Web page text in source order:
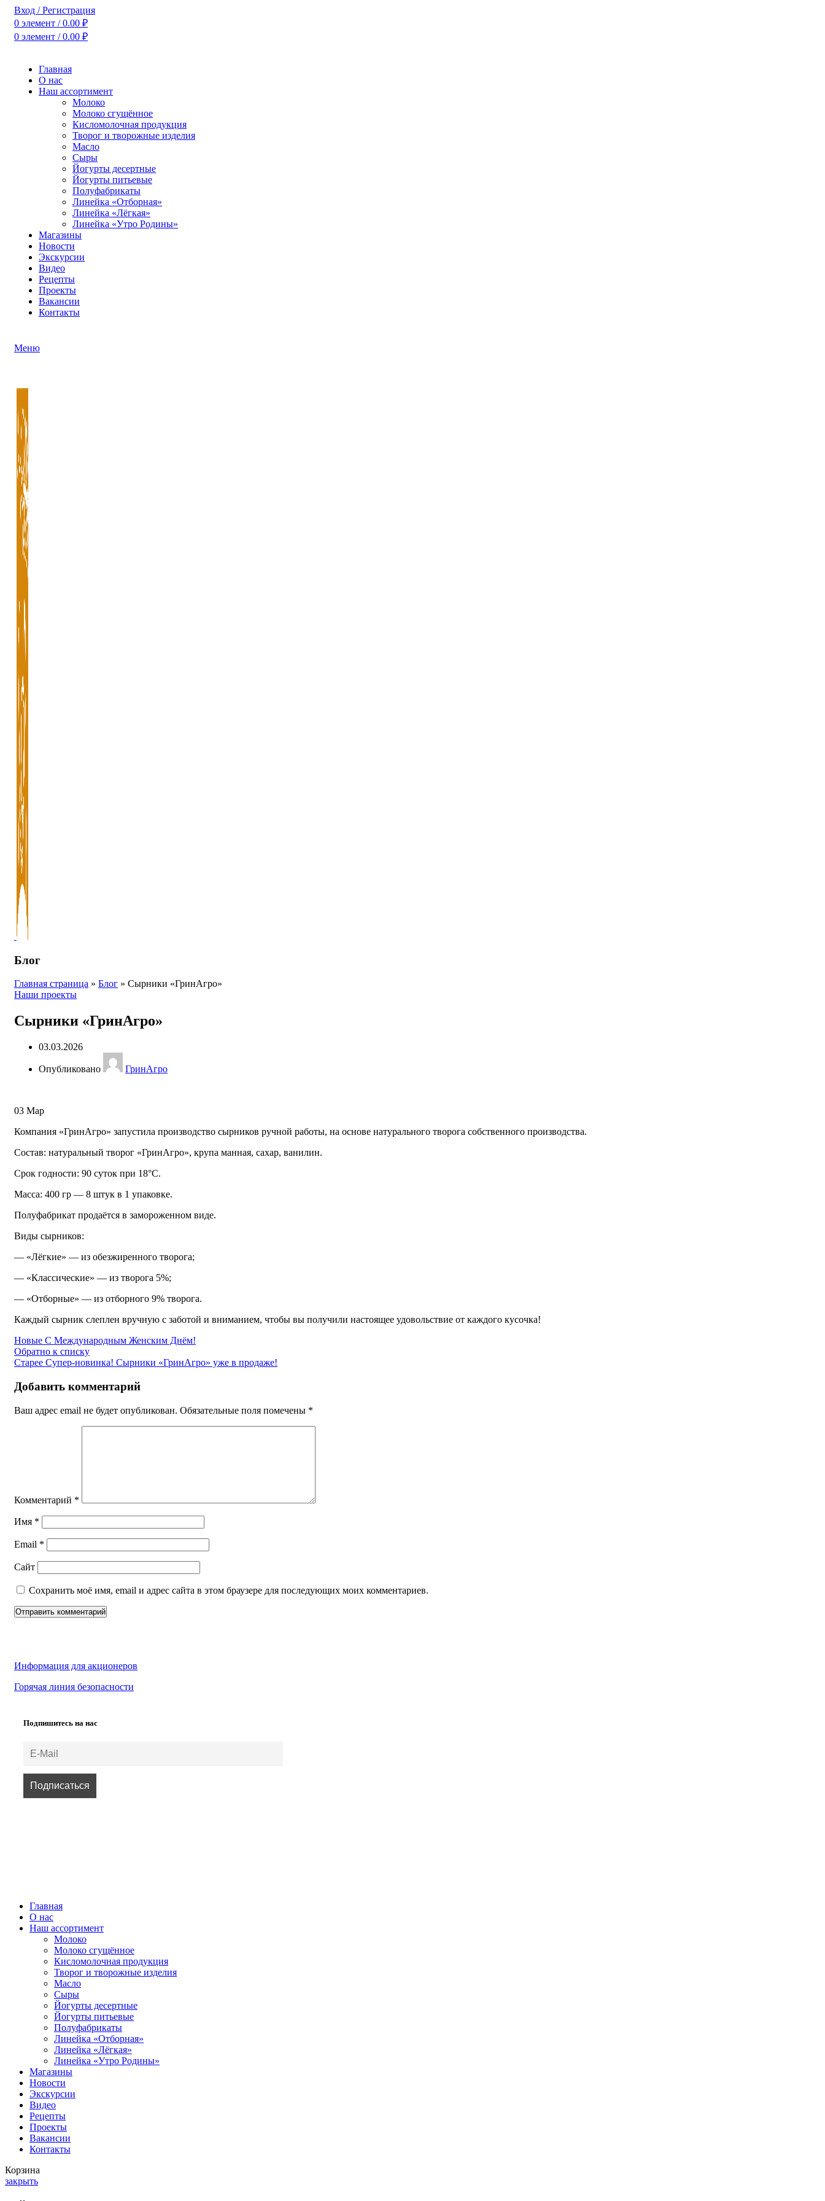
Вход / Регистрация
0 элемент / 0.00 ₽
0 элемент / 0.00 ₽
Главная
О нас
Наш ассортимент
Молоко
Молоко сгущённое
Кисломолочная продукция
Творог и творожные изделия
Масло
Сыры
Йогурты десертные
Йогурты питьевые
Полуфабрикаты
Линейка «Отборная»
Линейка «Лёгкая»
Линейка «Утро Родины»
Магазины
Новости
Экскурсии
Видео
Рецепты
Проекты
Вакансии
Контакты
Меню
Блог
Главная страница » Блог » Сырники «ГринАгро»
Наши проекты
Сырники «ГринАгро»
03.03.2026
Опубликовано ГринАгро
03 Мар
Компания «ГринАгро» запустила производство сырников ручной работы, на основе натурального творога собственного производства.
Состав: натуральный творог «ГринАгро», крупа манная, сахар, ванилин.
Срок годности: 90 суток при 18°С.
Масса: 400 гр — 8 штук в 1 упаковке.
Полуфабрикат продаётся в замороженном виде.
Виды сырников:
— «Лёгкие» — из обезжиренного творога;
— «Классические» — из творога 5%;
— «Отборные» — из отборного 9% творога.
Каждый сырник слеплен вручную с заботой и вниманием, чтобы вы получили настоящее удовольствие от каждого кусочка!
Новые С Международным Женским Днём!
Обратно к списку
Старее Супер-новинка! Сырники «ГринАгро» уже в продаже!
Добавить комментарий
Ваш адрес email не будет опубликован. Обязательные поля помечены *
Комментарий *
Имя *
Email *
Сайт
Сохранить моё имя, email и адрес сайта в этом браузере для последующих моих комментариев.
Информация для акционеров
Горячая линия безопасности
Подпишитесь на нас
Главная
О нас
Наш ассортимент
Молоко
Молоко сгущённое
Кисломолочная продукция
Творог и творожные изделия
Масло
Сыры
Йогурты десертные
Йогурты питьевые
Полуфабрикаты
Линейка «Отборная»
Линейка «Лёгкая»
Линейка «Утро Родины»
Магазины
Новости
Экскурсии
Видео
Рецепты
Проекты
Вакансии
Контакты
Корзина
закрыть